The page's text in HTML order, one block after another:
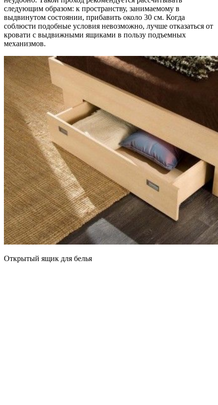
следующим образом: к пространству, занимаемому в
выдвинутом состоянии, прибавить около 30 см. Когда
соблюсти подобные условия невозможно, лучше отказаться от
кровати с выдвижными ящиками в пользу подъемных
механизмов.
Открытый ящик для белья